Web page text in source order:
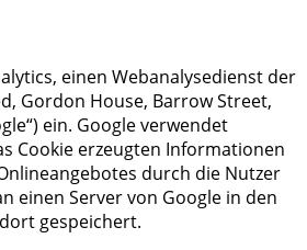
einen Webanalysedienst der
Gordon House, Barrow Street,
ein. Google verwendet
Cookie erzeugten Informationen
durch die Nutzer
einen Server von Google in den
gespeichert.